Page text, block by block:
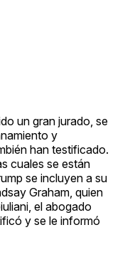
un gran jurado, se
y
han testificado.
cuales se están
se incluyen a su
Graham, quien
el abogado
y se le informó